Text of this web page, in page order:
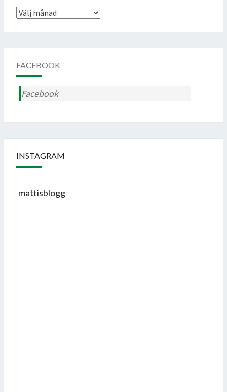
Arkiv
FACEBOOK
Facebook
INSTAGRAM
mattisblogg